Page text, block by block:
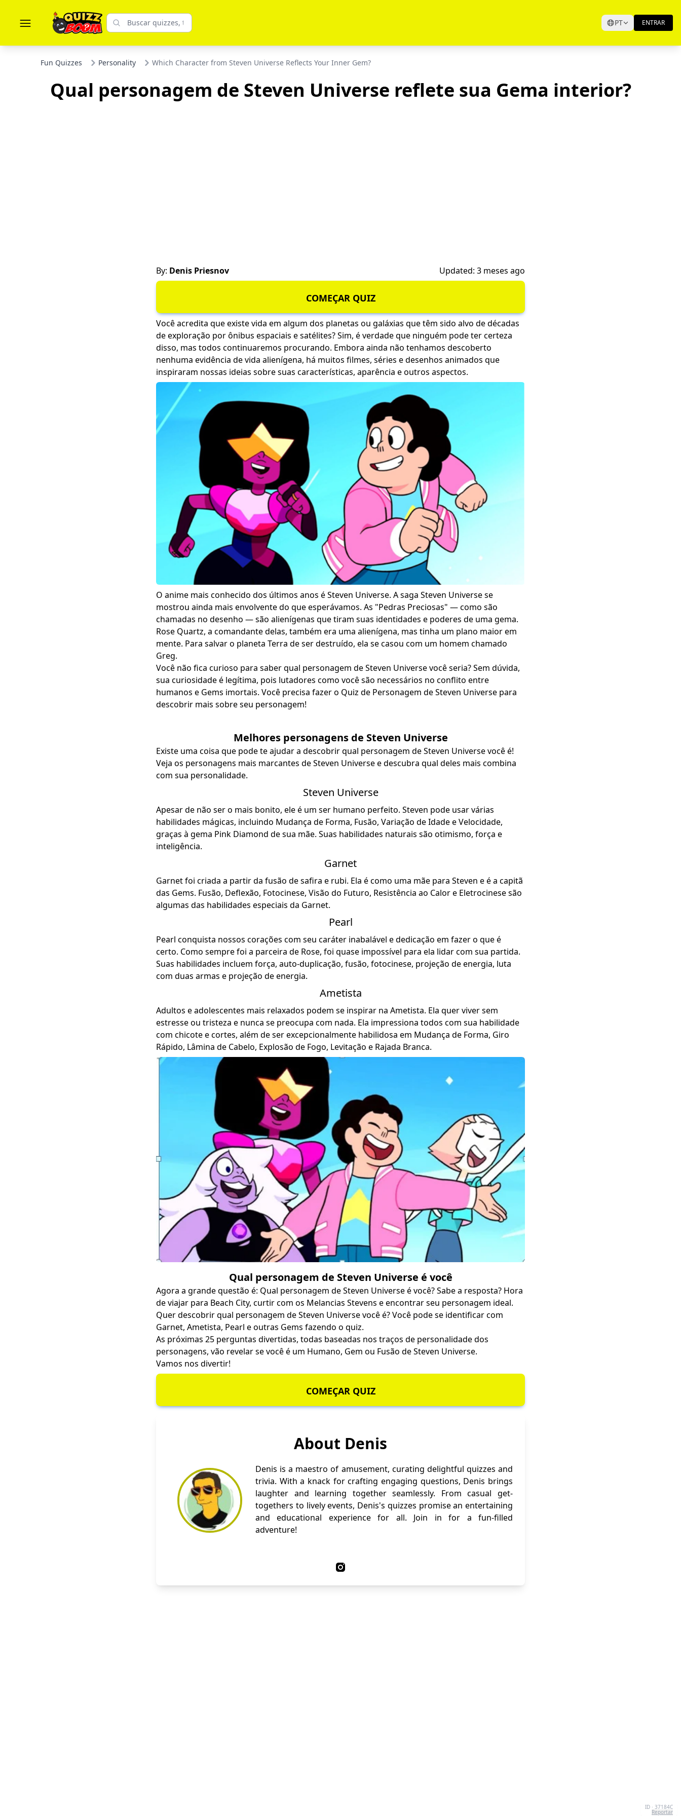
PT ENTRAR
Fun Quizzes Personality Which Character from Steven Universe Reflects Your Inner Gem?
Qual personagem de Steven Universe reflete sua Gema interior?
By: Denis Priesnov Updated: 3 meses ago
COMEÇAR QUIZ
Você acredita que existe vida em algum dos planetas ou galáxias que têm sido alvo de décadas
de exploração por ônibus espaciais e satélites? Sim, é verdade que ninguém pode ter certeza
disso, mas todos continuaremos procurando. Embora ainda não tenhamos descoberto
nenhuma evidência de vida alienígena, há muitos filmes, séries e desenhos animados que
inspiraram nossas ideias sobre suas características, aparência e outros aspectos.
O anime mais conhecido dos últimos anos é Steven Universe. A saga Steven Universe se
mostrou ainda mais envolvente do que esperávamos. As "Pedras Preciosas" — como são
chamadas no desenho — são alienígenas que tiram suas identidades e poderes de uma gema.
Rose Quartz, a comandante delas, também era uma alienígena, mas tinha um plano maior em
mente. Para salvar o planeta Terra de ser destruído, ela se casou com um homem chamado
Greg.
Você não fica curioso para saber qual personagem de Steven Universe você seria? Sem dúvida,
sua curiosidade é legítima, pois lutadores como você são necessários no conflito entre
humanos e Gems imortais. Você precisa fazer o Quiz de Personagem de Steven Universe para
descobrir mais sobre seu personagem!
Melhores personagens de Steven Universe
Existe uma coisa que pode te ajudar a descobrir qual personagem de Steven Universe você é!
Veja os personagens mais marcantes de Steven Universe e descubra qual deles mais combina
com sua personalidade.
Steven Universe
Apesar de não ser o mais bonito, ele é um ser humano perfeito. Steven pode usar várias
habilidades mágicas, incluindo Mudança de Forma, Fusão, Variação de Idade e Velocidade,
graças à gema Pink Diamond de sua mãe. Suas habilidades naturais são otimismo, força e
inteligência.
Garnet
Garnet foi criada a partir da fusão de safira e rubi. Ela é como uma mãe para Steven e é a capitã
das Gems. Fusão, Deflexão, Fotocinese, Visão do Futuro, Resistência ao Calor e Eletrocinese são
algumas das habilidades especiais da Garnet.
Pearl
Pearl conquista nossos corações com seu caráter inabalável e dedicação em fazer o que é
certo. Como sempre foi a parceira de Rose, foi quase impossível para ela lidar com sua partida.
Suas habilidades incluem força, auto-duplicação, fusão, fotocinese, projeção de energia, luta
com duas armas e projeção de energia.
Ametista
Adultos e adolescentes mais relaxados podem se inspirar na Ametista. Ela quer viver sem
estresse ou tristeza e nunca se preocupa com nada. Ela impressiona todos com sua habilidade
com chicote e cortes, além de ser excepcionalmente habilidosa em Mudança de Forma, Giro
Rápido, Lâmina de Cabelo, Explosão de Fogo, Levitação e Rajada Branca.
Qual personagem de Steven Universe é você
Agora a grande questão é: Qual personagem de Steven Universe é você? Sabe a resposta? Hora
de viajar para Beach City, curtir com os Melancias Stevens e encontrar seu personagem ideal.
Quer descobrir qual personagem de Steven Universe você é? Você pode se identificar com
Garnet, Ametista, Pearl e outras Gems fazendo o quiz.
As próximas 25 perguntas divertidas, todas baseadas nos traços de personalidade dos
personagens, vão revelar se você é um Humano, Gem ou Fusão de Steven Universe.
Vamos nos divertir!
COMEÇAR QUIZ
About Denis
Denis is a maestro of amusement, curating delightful quizzes and
trivia. With a knack for crafting engaging questions, Denis brings
laughter and learning together seamlessly. From casual get-
togethers to lively events, Denis's quizzes promise an entertaining
and educational experience for all. Join in for a fun-filled
adventure!
ID · 37184C
Reportar